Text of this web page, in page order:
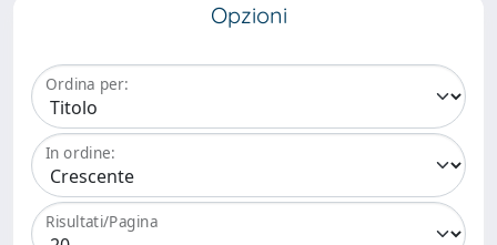
Opzioni
Ordina per:
In ordine:
Risultati/Pagina